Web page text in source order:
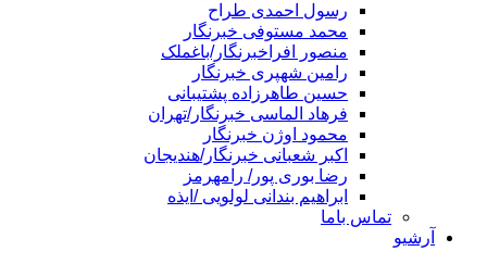
رسول احمدی طراح
محمد مستوفی خبرنگار
منصور افراخبرنگار/باغملک
رامین شهپری خبرنگار
حسین طاهرزاده پشتیبانی
فرهاد الماسی خبرنگار/تهران
محمود اوژن خبرنگار
اکبر شعبانی خبرنگار/هندیجان
رضا بوری پور/ رامهرمز
ابراهیم بندانی لولویی /ایذه
تماس باما
آرشیو